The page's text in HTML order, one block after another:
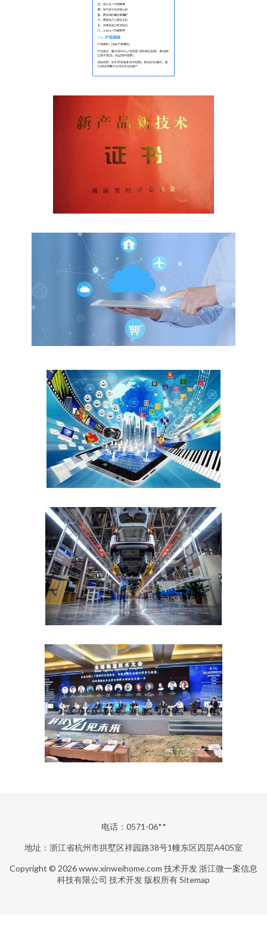
电话：0571-06**
地址：浙江省杭州市拱墅区祥园路38号1幢东区四层A405室
Copyright © 2026www.xinweihome.com 技术开发浙江微一案信息
科技有限公司 技术开发 版权所有Sitemap